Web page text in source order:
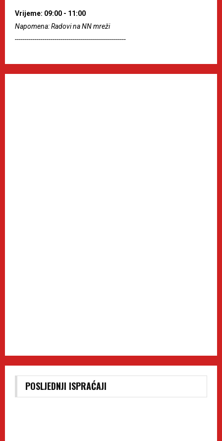
Vrijeme: 09:00 - 11:00
Napomena: Radovi na NN mreži
--------------------------------------------------------
POSLJEDNJI ISPRAĆAJI